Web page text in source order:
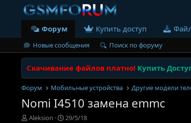
Форум Купить доступ
Новые сообщения Поиск по форуму
Скачивание файлов платно! Купить
Форум Мобильные устройства Другие модели
Nomi I4510 замена emmc
А
Aleksion
Д
29/5/18